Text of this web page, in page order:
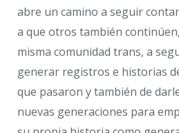
abre un camino a seguir
a que otros también
misma comunidad trans, a
generar registros e historias
que pasaron y también de
nuevas generaciones para